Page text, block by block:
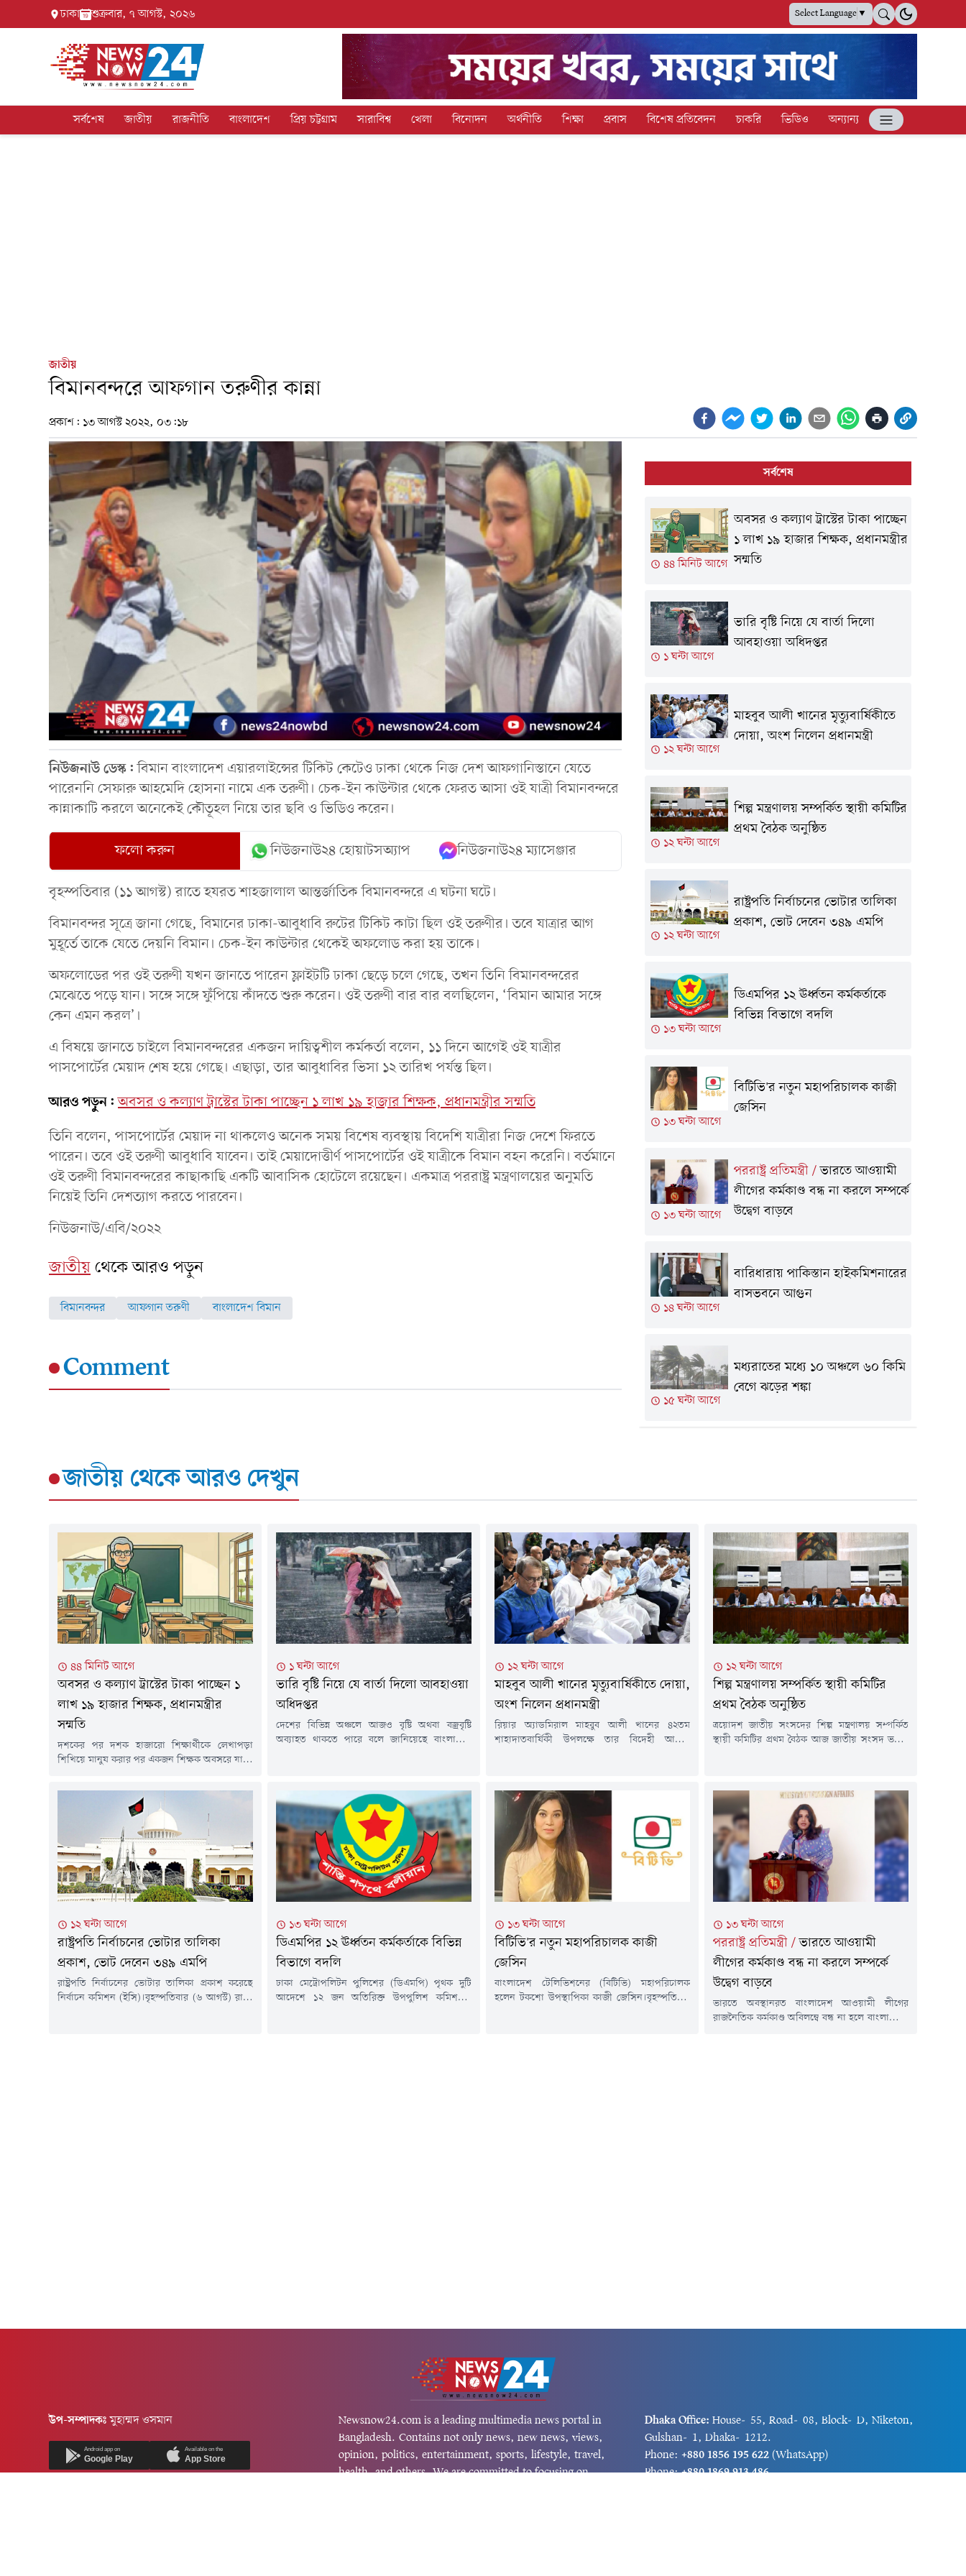
ঢাকা শুক্রবার, ৭ আগস্ট, ২০২৬ Select Language▼
সর্বশেষ জাতীয় রাজনীতি বাংলাদেশ প্রিয় চট্টগ্রাম সারাবিশ্ব খেলা বিনোদন অর্থনীতি শিক্ষা প্রবাস বিশেষ প্রতিবেদন চাকরি ভিডিও অন্যান্য
জাতীয়
বিমানবন্দরে আফগান তরুণীর কান্না
প্রকাশ: ১৩ আগস্ট ২০২২, ০৩:১৮
নিউজনাউ ডেস্ক:বিমান বাংলাদেশ এয়ারলাইন্সের টিকিট কেটেও ঢাকা থেকে নিজ দেশ আফগানিস্তানে যেতে
পারেননি সেফারু আহমেদি হোসনা নামে এক তরুণী। চেক-ইন কাউন্টার থেকে ফেরত আসা ওই যাত্রী বিমানবন্দরে
কান্নাকাটি করলে অনেকেই কৌতূহল নিয়ে তার ছবি ও ভিডিও করেন।
ফলো করুন নিউজনাউ২৪ হোয়াটসঅ্যাপ নিউজনাউ২৪ ম্যাসেঞ্জার
বৃহস্পতিবার (১১ আগস্ট) রাতে হযরত শাহজালাল আন্তর্জাতিক বিমানবন্দরে এ ঘটনা ঘটে।
বিমানবন্দর সূত্রে জানা গেছে, বিমানের ঢাকা-আবুধাবি রুটের টিকিট কাটা ছিল ওই তরুণীর। তবে যাত্রার আগ
মুহূর্তে তাকে যেতে দেয়নি বিমান। চেক-ইন কাউন্টার থেকেই অফলোড করা হয় তাকে।
অফলোডের পর ওই তরুণী যখন জানতে পারেন ফ্লাইটটি ঢাকা ছেড়ে চলে গেছে, তখন তিনি বিমানবন্দরের
মেঝেতে পড়ে যান। সঙ্গে সঙ্গে ফুঁপিয়ে কাঁদতে শুরু করেন। ওই তরুণী বার বার বলছিলেন, ‘বিমান আমার সঙ্গে
কেন এমন করল’।
এ বিষয়ে জানতে চাইলে বিমানবন্দরের একজন দায়িত্বশীল কর্মকর্তা বলেন, ১১ দিনে আগেই ওই যাত্রীর
পাসপোর্টের মেয়াদ শেষ হয়ে গেছে। এছাড়া, তার আবুধাবির ভিসা ১২ তারিখ পর্যন্ত ছিল।
আরও পড়ুন: অবসর ও কল্যাণ ট্রাস্টের টাকা পাচ্ছেন ১ লাখ ১৯ হাজার শিক্ষক, প্রধানমন্ত্রীর সম্মতি
তিনি বলেন, পাসপোর্টের মেয়াদ না থাকলেও অনেক সময় বিশেষ ব্যবস্থায় বিদেশি যাত্রীরা নিজ দেশে ফিরতে
পারেন। তবে ওই তরুণী আবুধাবি যাবেন। তাই মেয়াদোত্তীর্ণ পাসপোর্টের ওই যাত্রীকে বিমান বহন করেনি। বর্তমানে
ওই তরুণী বিমানবন্দরের কাছাকাছি একটি আবাসিক হোটেলে রয়েছেন। একমাত্র পররাষ্ট্র মন্ত্রণালয়ের অনুমতি
নিয়েই তিনি দেশত্যাগ করতে পারবেন।
নিউজনাউ/এবি/২০২২
জাতীয়থেকে আরও পড়ুন
বিমানবন্দর আফগান তরুণী বাংলাদেশ বিমান
Comment
সর্বশেষ
৪৪ মিনিট আগে
অবসর ও কল্যাণ ট্রাস্টের টাকা পাচ্ছেন
১ লাখ ১৯ হাজার শিক্ষক, প্রধানমন্ত্রীর
সম্মতি
১ ঘন্টা আগে
ভারি বৃষ্টি নিয়ে যে বার্তা দিলো
আবহাওয়া অধিদপ্তর
১২ ঘন্টা আগে
মাহবুব আলী খানের মৃত্যুবার্ষিকীতে
দোয়া, অংশ নিলেন প্রধানমন্ত্রী
১২ ঘন্টা আগে
শিল্প মন্ত্রণালয় সম্পর্কিত স্থায়ী কমিটির
প্রথম বৈঠক অনুষ্ঠিত
১২ ঘন্টা আগে
রাষ্ট্রপতি নির্বাচনের ভোটার তালিকা
প্রকাশ, ভোট দেবেন ৩৪৯ এমপি
১৩ ঘন্টা আগে
ডিএমপির ১২ ঊর্ধ্বতন কর্মকর্তাকে
বিভিন্ন বিভাগে বদলি
১৩ ঘন্টা আগে
বিটিভি'র নতুন মহাপরিচালক কাজী
জেসিন
১৩ ঘন্টা আগে
পররাষ্ট্র প্রতিমন্ত্রী/ভারতে আওয়ামী
লীগের কর্মকাণ্ড বন্ধ না করলে সম্পর্কে
উদ্বেগ বাড়বে
১৪ ঘন্টা আগে
বারিধারায় পাকিস্তান হাইকমিশনারের
বাসভবনে আগুন
১৫ ঘন্টা আগে
মধ্যরাতের মধ্যে ১০ অঞ্চলে ৬০ কিমি
বেগে ঝড়ের শঙ্কা
জাতীয় থেকে আরও দেখুন
৪৪ মিনিট আগে
অবসর ও কল্যাণ ট্রাস্টের টাকা পাচ্ছেন ১
লাখ ১৯ হাজার শিক্ষক, প্রধানমন্ত্রীর
সম্মতি
দশকের পর দশক হাজারো শিক্ষার্থীকে লেখাপড়া
শিখিয়ে মানুষ করার পর একজন শিক্ষক অবসরে যান।
নিজের সঞ্চিত অবসরের টাকা ভরসা তাদের। কিন্তু এ
টাকা সময়মতো ফেরত না পাওয়ায় চরম ভোগান্তিতে
পড়তে হয়েছিল তাদের। অবশেষে সেই ভোগান্তি
কমানোর উদ্যোগ নিয়েছে বিএনপি সরকার।
উদ্যোগের অংশ হিসেবে...
১ ঘন্টা আগে
ভারি বৃষ্টি নিয়ে যে বার্তা দিলো আবহাওয়া
অধিদপ্তর
দেশের বিভিন্ন অঞ্চলে আজও বৃষ্টি অথবা বজ্রবৃষ্টি
অব্যাহত থাকতে পারে বলে জানিয়েছে বাংলাদেশ
বর্ষণের সম্ভাবনা রয়েছে।শুক্রবার (৭ আগস্ট) সন্ধ্যা ৬টা
পর্যন্ত দেওয়া পূর্বাভাসে এ তথ্য জানানো হয়।এতে বলা
হয়েছে, মৌসুমি বায়ুর অক্ষের...
১২ ঘন্টা আগে
মাহবুব আলী খানের মৃত্যুবার্ষিকীতে দোয়া,
অংশ নিলেন প্রধানমন্ত্রী
রিয়ার অ্যাডমিরাল মাহবুব আলী খানের ৪২তম
শাহাদাতবার্ষিকী উপলক্ষে তার বিদেহী আত্মার
ভবনে' তার পরিবারের পক্ষ থেকে এই দোয়া
মাহফিলের আয়োজন করা হয়।প্রধানমন্ত্রী তারেক
রহমান এবং শহীদ মাহবুব আলী খানের কন্যা ও
প্রধানমন্ত্রীর...
১২ ঘন্টা আগে
শিল্প মন্ত্রণালয় সম্পর্কিত স্থায়ী কমিটির
প্রথম বৈঠক অনুষ্ঠিত
ত্রয়োদশ জাতীয় সংসদের শিল্প মন্ত্রণালয় সম্পর্কিত
স্থায়ী কমিটির প্রথম বৈঠক আজ জাতীয় সংসদ ভবনে
গুরুত্বারোপ করা হয়।পাশাপাশি, উন্নয়ন প্রকল্পসমূহ
নির্ধারিত সময়ের মধ্যে সম্পন্ন করা, বরাদ্দের যথাযথ
ব্যবহার নিশ্চিত করা, শিল্পখাতের প্রতিযোগিতা
সক্ষমতা...
১২ ঘন্টা আগে
রাষ্ট্রপতি নির্বাচনের ভোটার তালিকা
প্রকাশ, ভোট দেবেন ৩৪৯ এমপি
রাষ্ট্রপতি নির্বাচনের ভোটার তালিকা প্রকাশ করেছে
নির্বাচন কমিশন (ইসি)।বৃহস্পতিবার (৬ আগস্ট) রাতে
১৩ ঘন্টা আগে
ডিএমপির ১২ ঊর্ধ্বতন কর্মকর্তাকে বিভিন্ন
বিভাগে বদলি
ঢাকা মেট্রোপলিটন পুলিশের (ডিএমপি) পৃথক দুটি
আদেশে ১২ জন অতিরিক্ত উপপুলিশ কমিশনার
১৩ ঘন্টা আগে
বিটিভি'র নতুন মহাপরিচালক কাজী
জেসিন
বাংলাদেশ টেলিভিশনের (বিটিভি) মহাপরিচালক
হলেন টকশো উপস্থাপিকা কাজী জেসিন।বৃহস্পতিবার
১৩ ঘন্টা আগে
পররাষ্ট্র প্রতিমন্ত্রী /ভারতে আওয়ামী
লীগের কর্মকাণ্ড বন্ধ না করলে সম্পর্কে
উদ্বেগ বাড়বে
ভারতে অবস্থানরত বাংলাদেশ আওয়ামী লীগের
রাজনৈতিক কর্মকাণ্ড অবিলম্বে বন্ধ না হলে বাংলাদেশ-
উপ-সম্পাদকঃমুহাম্মদ ওসমান
Android app on
Google Play
Available on the
App Store
Newsnow24.com is a leading multimedia news portal in
Bangladesh. Contains not only news, new news, views,
opinion, politics, entertainment, sports, lifestyle, travel,
health, and others. We are committed to focusing on
Dhaka Office: House-55, Road-08, Block-D, Niketon,
Gulshan-1, Dhaka-1212.
Phone: +880 1856 195 622 (WhatsApp)
Phone:+880 1869 913 486